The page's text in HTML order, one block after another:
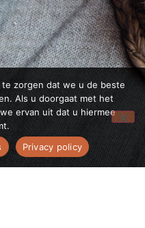
zorgen dat we u de beste
Als u doorgaat met het
ervan uit dat u hiermee
Privacy policy